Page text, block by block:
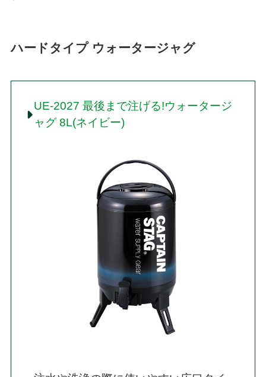
ハードタイプ ウォータージャグ
UE-2027 最後まで注げる!ウォータージ
ャグ 8L(ネイビー)